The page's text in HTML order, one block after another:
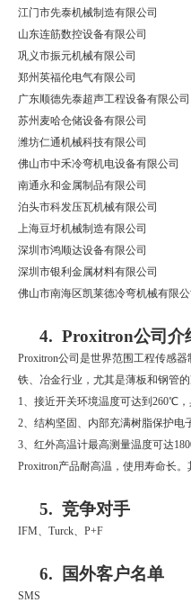
江门市先泰机械制造有限公司
山东连筋数控设备有限公司
巩义市振元机械有限公司
郑州英福伦电气有限公司
广东顺德先泰超声工程设备有限公司
苏州麦哈仓储设备有限公司
潍坊仁通机械科技有限公司
佛山市中禾冷弯机电设备有限公司
南通永和金属制品有限公司
泊头市科发压瓦机械有限公司
上海豆圩机械制造有限公司
深圳市鸿顺达设备有限公司
深圳市银利金属材料有限公司
佛山市南海区凯莱德冷弯机械有限
4. Proxitron公司介
Proxitron公司是世界范围工程传感
铁、冶金行业，尤其是薄板和钢管
1、接近开关环境温度可达到 260℃，
2、结构坚固、内部充满树脂保护电
3、红外高温计最高测量温度可达
Proxitron产品耐高温，使用寿命长。
5. 竞争对手
IFM、 Turck、 P+F
6. 国外客户名单
SMS